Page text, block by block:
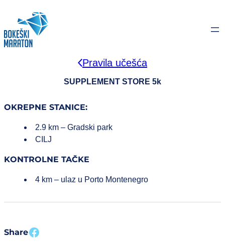
sadržaj
Pravila učešća
SUPPLEMENT STORE 5k
OKREPNE STANICE:
2.9 km – Gradski park
CILJ
KONTROLNE TAČKE
4 km – ulaz u Porto Montenegro
ShareShare on facebook